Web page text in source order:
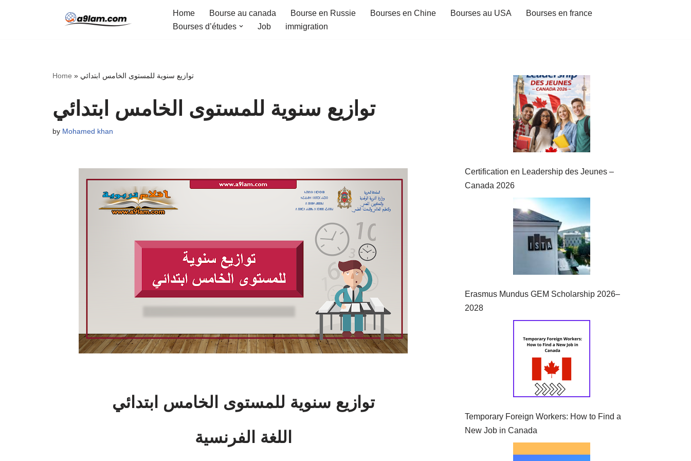
Home Bourse au canada Bourse en Russie Bourses en Chine Bourses au USA
Bourses en france
Bourses d’études
Job immigration
Home » توازيع سنوية للمستوى الخامس ابتدائي
توازيع سنوية للمستوى الخامس ابتدائي
by Mohamed khan
توازيع سنوية للمستوى الخامس ابتدائي
اللغة الفرنسية
Certification en Leadership des Jeunes –
Canada 2026
Erasmus Mundus GEM Scholarship 2026–
2028
Temporary Foreign Workers: How to Find a
New Job in Canada